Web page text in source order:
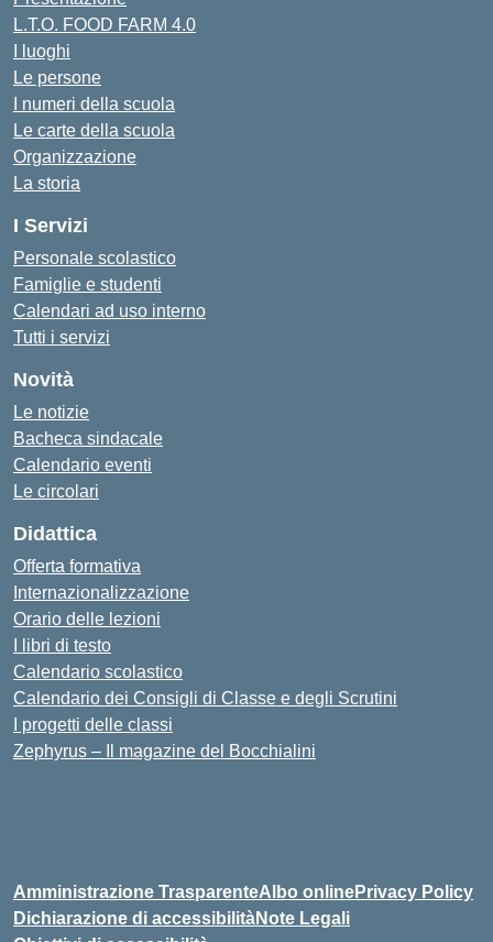
L.T.O. FOOD FARM 4.0
I luoghi
Le persone
I numeri della scuola
Le carte della scuola
Organizzazione
La storia
I Servizi
Personale scolastico
Famiglie e studenti
Calendari ad uso interno
Tutti i servizi
Novità
Le notizie
Bacheca sindacale
Calendario eventi
Le circolari
Didattica
Offerta formativa
Internazionalizzazione
Orario delle lezioni
I libri di testo
Calendario scolastico
Calendario dei Consigli di Classe e degli Scrutini
I progetti delle classi
Zephyrus – Il magazine del Bocchialini
Amministrazione TrasparenteAlbo onlinePrivacy Policy
Dichiarazione di accessibilitàNote Legali